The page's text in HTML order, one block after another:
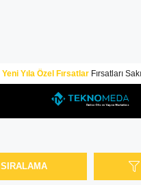
Yeni Yıla Özel FırsatlarFırsatları
SIRALAMA